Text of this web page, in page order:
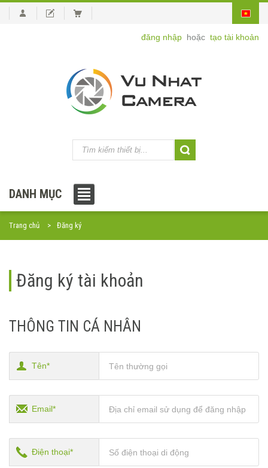
đăng nhập hoặc tạo tài khoản
DANH MỤC
Trang chủ Đăng ký
Đăng ký tài khoản
THÔNG TIN CÁ NHÂN
Tên*
Email*
Điện thoại*